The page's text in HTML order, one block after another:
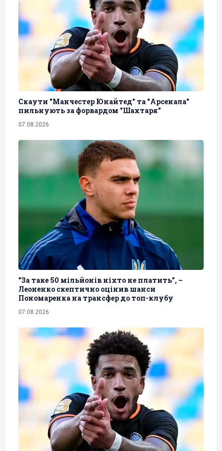
Скаути "Манчестер Юнайтед" та "Арсенала"
пильнують за форвардом "Шахтаря"
07.08.2026
"За таке 50 мільйонів ніхто не платить", –
Леоненко скептично оцінив шанси
Пономаренка на трансфер до топ-клубу
07.08.2026